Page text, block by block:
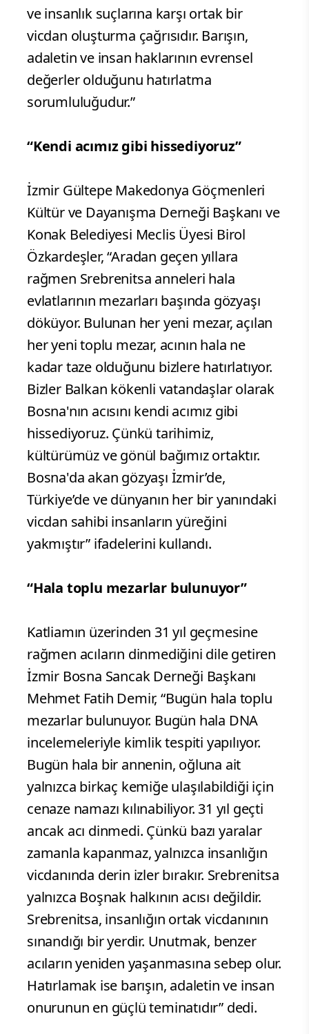
ve insanlık suçlarına karşı ortak bir
vicdan oluşturma çağrısıdır. Barışın,
adaletin ve insan haklarının evrensel
değerler olduğunu hatırlatma
sorumluluğudur.”
“Kendi acımız gibi hissediyoruz”
İzmir Gültepe Makedonya Göçmenleri
Kültür ve Dayanışma Derneği Başkanı ve
Konak Belediyesi Meclis Üyesi Birol
Özkardeşler, “Aradan geçen yıllara
rağmen Srebrenitsa anneleri hala
evlatlarının mezarları başında gözyaşı
döküyor. Bulunan her yeni mezar, açılan
her yeni toplu mezar, acının hala ne
kadar taze olduğunu bizlere hatırlatıyor.
Bizler Balkan kökenli vatandaşlar olarak
Bosna'nın acısını kendi acımız gibi
hissediyoruz. Çünkü tarihimiz,
kültürümüz ve gönül bağımız ortaktır.
Bosna'da akan gözyaşı İzmir’de,
Türkiye’de ve dünyanın her bir yanındaki
vicdan sahibi insanların yüreğini
yakmıştır” ifadelerini kullandı.
“Hala toplu mezarlar bulunuyor”
Katliamın üzerinden 31 yıl geçmesine
rağmen acıların dinmediğini dile getiren
İzmir Bosna Sancak Derneği Başkanı
Mehmet Fatih Demir, “Bugün hala toplu
mezarlar bulunuyor. Bugün hala DNA
incelemeleriyle kimlik tespiti yapılıyor.
Bugün hala bir annenin, oğluna ait
yalnızca birkaç kemiğe ulaşılabildiği için
cenaze namazı kılınabiliyor. 31 yıl geçti
ancak acı dinmedi. Çünkü bazı yaralar
zamanla kapanmaz, yalnızca insanlığın
vicdanında derin izler bırakır. Srebrenitsa
yalnızca Boşnak halkının acısı değildir.
Srebrenitsa, insanlığın ortak vicdanının
sınandığı bir yerdir. Unutmak, benzer
acıların yeniden yaşanmasına sebep olur.
Hatırlamak ise barışın, adaletin ve insan
onurunun en güçlü teminatıdır” dedi.